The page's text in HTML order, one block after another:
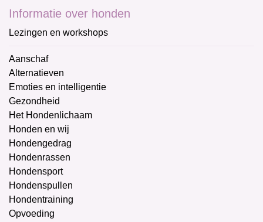
Informatie over honden
Lezingen en workshops
Aanschaf
Alternatieven
Emoties en intelligentie
Gezondheid
Het Hondenlichaam
Honden en wij
Hondengedrag
Hondenrassen
Hondensport
Hondenspullen
Hondentraining
Opvoeding